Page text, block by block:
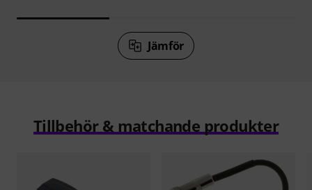
Jämför
Tillbehör & matchande produkter